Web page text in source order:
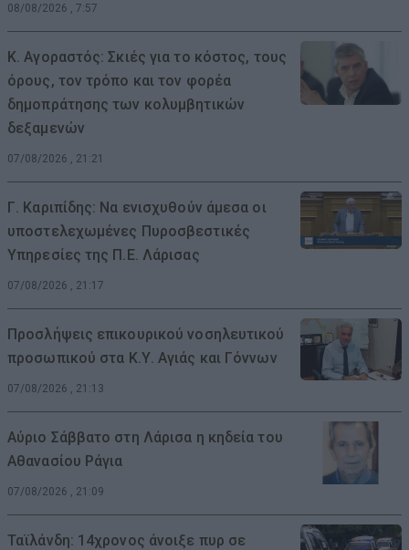
08/08/2026 , 7:57
Κ. Αγοραστός: Σκιές για το κόστος, τους
όρους, τον τρόπο και τον φορέα
δημοπράτησης των κολυμβητικών
δεξαμενών
07/08/2026 , 21:21
Γ. Καριπίδης: Να ενισχυθούν άμεσα οι
υποστελεχωμένες Πυροσβεστικές
Υπηρεσίες της Π.Ε. Λάρισας
07/08/2026 , 21:17
Προσλήψεις επικουρικού νοσηλευτικού
προσωπικού στα Κ.Υ. Αγιάς και Γόννων
07/08/2026 , 21:13
Αύριο Σάββατο στη Λάρισα η κηδεία του
Αθανασίου Ράγια
07/08/2026 , 21:09
Ταϊλάνδη: 14χρονος άνοιξε πυρ σε